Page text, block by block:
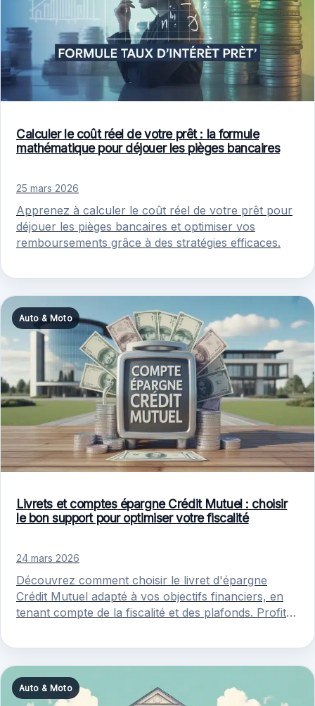
Calculer le coût réel de votre prêt : la formule
mathématique pour déjouer les pièges bancaires
25 mars 2026
Apprenez à calculer le coût réel de votre prêt pour
déjouer les pièges bancaires et optimiser vos
remboursements grâce à des stratégies efficaces.
Auto & Moto
Livrets et comptes épargne Crédit Mutuel : choisir
le bon support pour optimiser votre fiscalité
24 mars 2026
Découvrez comment choisir le livret d'épargne
Crédit Mutuel adapté à vos objectifs financiers, en
tenant compte de la fiscalité et des plafonds. Profitez
Auto & Moto